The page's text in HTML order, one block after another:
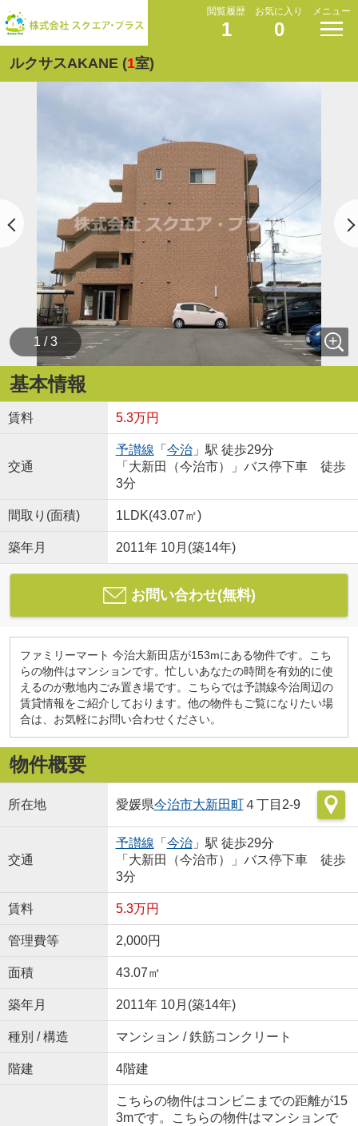
閲覧履歴
1
お気に入り
0
メニュー
ルクサスAKANE (1室)
1 / 3
基本情報
賃料 5.3万円
交通
予讃線 「 今治」駅 徒歩29分
「大新田（今治市）」バス停下車 徒歩
3分
間取り(面積) 1LDK(43.07㎡)
築年月 2011年 10月(築14年)
お問い合わせ(無料)
ファミリーマート 今治大新田店が153mにある物件です。こち
らの物件はマンションです。忙しいあなたの時間を有効的に使
えるのが敷地内ごみ置き場です。こちらでは予讃線今治周辺の
賃貸情報をご紹介しております。他の物件もご覧になりたい場
合は、お気軽にお問い合わせください。
物件概要
所在地 愛媛県今治市大新田町４丁目2-9
交通
予讃線 「 今治」駅 徒歩29分
「大新田（今治市）」バス停下車 徒歩
3分
賃料 5.3万円
管理費等 2,000円
面積 43.07㎡
築年月 2011年 10月(築14年)
種別 / 構造 マンション / 鉄筋コンクリート
階建 4階建
こちらの物件はコンビニまでの距離が15
3mです。こちらの物件はマンションで